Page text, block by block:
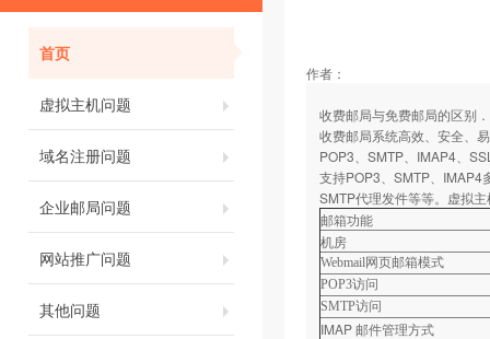
首页
虚拟主机问题
域名注册问题
企业邮局问题
网站推广问题
其他问题
作者：
收费邮局与免费邮局的区别．
收费邮局系统高效、安全、
POP3、SMTP、IMAP4、
支持POP3、SMTP、IMAP4
SMTP代理发件等等。虚拟
邮箱功能
机房
Webmail网页邮箱模式
POP3访问
SMTP访问
IMAP 邮件管理方式